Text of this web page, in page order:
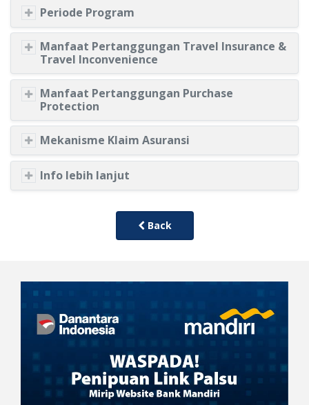
Periode Program
Manfaat Pertanggungan Travel Insurance &
Travel Inconvenience
Manfaat Pertanggungan Purchase
Protection
Mekanisme Klaim Asuransi
Info lebih lanjut
Back